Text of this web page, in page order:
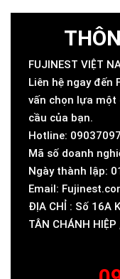
FUJINEST VIỆT
Liên hệ ngay đến
vấn chọn lựa một
cầu của bạn.
Hotline:
Mã số doanh
Ngày thành lập:
Email:
ĐỊA CHỈ : Số 16A
TÂN CHÁNH